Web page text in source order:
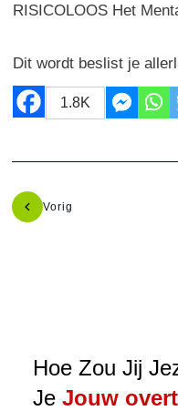
RISICOLOOS Het
Dit wordt beslist je
1.8K
Vorig
Hoe Zou Jij
Je Jouw